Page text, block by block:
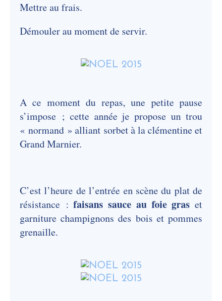
Mettre au frais.
Démouler au moment de servir.
A ce moment du repas, une petite pause
s’impose ; cette année je propose un trou
« normand » alliant sorbet à la clémentine et
Grand Marnier.
C’est l’heure de l’entrée en scène du plat de
résistance :faisans sauce au foie gras et
garniture champignons des bois et pommes
grenaille.